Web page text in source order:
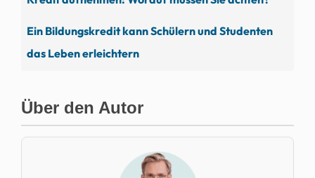
Ein Bildungskredit kann Schülern und Studenten
das Leben erleichtern
Über den Autor